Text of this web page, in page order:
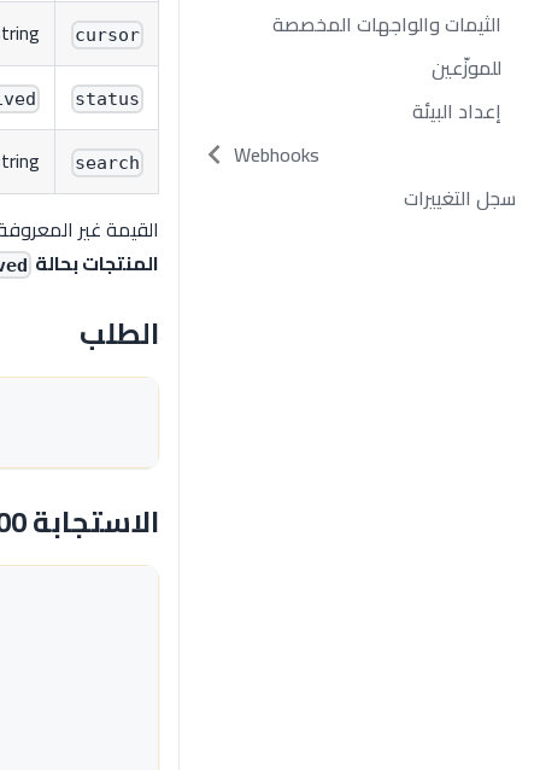
الثيمات والواجهات المخصصة
للموزّعين
إعداد البيئة
Webhooks
سجل التغييرات
cursor
status
search
القيمة غير
المنتجات بحالة
الطلب
الاستجابة 200